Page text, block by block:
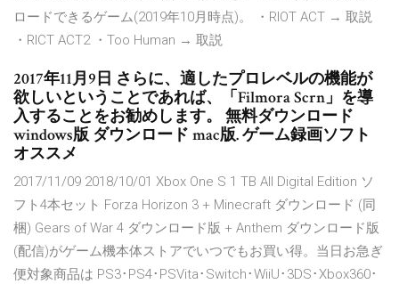
ロードできるゲーム(2019年10月時点)。 ・RIOT ACT → 取説
・RICT ACT2 ・Too Human → 取説
2017年11月9日 さらに、適したプロレベルの機能が
欲しいということであれば、「Filmora Scrn」を導
入することをお勧めします。 無料ダウンロード
windows版 ダウンロード mac版. ゲーム録画ソフト
オススメ
2017/11/09 2018/10/01 Xbox One S 1 TB All Digital Edition ソ
フト4本セット Forza Horizon 3 + Minecraft ダウンロード (同
梱) Gears of War 4 ダウンロード版 + Anthem ダウンロード版
(配信)がゲーム機本体ストアでいつでもお買い得。当日お急ぎ
便対象商品は PS3･PS4･PSVita･Switch･WiiU･3DS･Xbox360･